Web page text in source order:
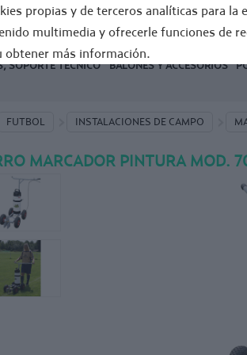
SOPORTE TÉCNICO BALONES Y ACCESORIOS
FUTBOL INSTALACIONES DE CAMPO
MARCADOR PINTURA MOD.
propias y de terceros analíticas para
multimedia y ofrecerle funciones de
obtener más información.